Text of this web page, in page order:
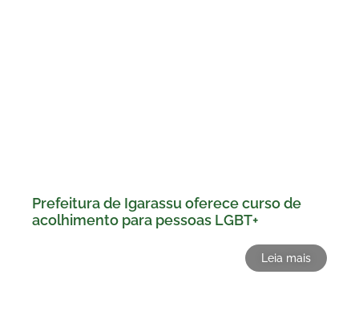
Prefeitura de Igarassu oferece curso de
acolhimento para pessoas LGBT+
Leia mais